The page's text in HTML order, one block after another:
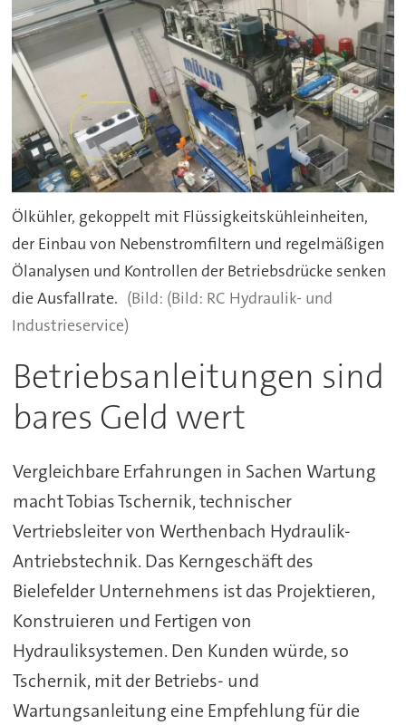
Ölkühler, gekoppelt mit Flüssigkeitskühleinheiten,
der Einbau von Nebenstromfiltern und regelmäßigen
Ölanalysen und Kontrollen der Betriebsdrücke senken
die Ausfallrate.
(Bild: RC Hydraulik- und
Industrieservice)
Betriebsanleitungen sind
bares Geld wert
Vergleichbare Erfahrungen in Sachen Wartung
macht Tobias Tschernik, technischer
Vertriebsleiter von Werthenbach Hydraulik-
Antriebstechnik. Das Kerngeschäft des
Bielefelder Unternehmens ist das Projektieren,
Konstruieren und Fertigen von
Hydrauliksystemen. Den Kunden würde, so
Tschernik, mit der Betriebs- und
Wartungsanleitung eine Empfehlung für die